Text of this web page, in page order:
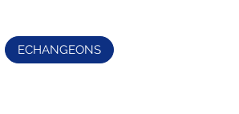
ECHANGEONS